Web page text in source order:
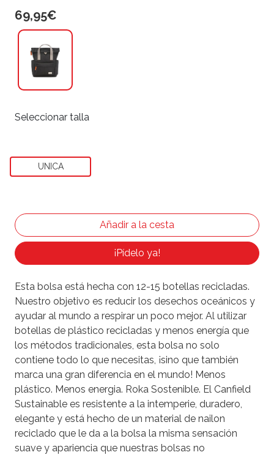
69,95€
Seleccionar talla
UNICA
¡Pídelo ya!
Esta bolsa está hecha con 12-15 botellas recicladas.
Nuestro objetivo es reducir los desechos oceánicos y
ayudar al mundo a respirar un poco mejor. Al utilizar
botellas de plástico recicladas y menos energía que
los métodos tradicionales, esta bolsa no solo
contiene todo lo que necesitas, ¡sino que también
marca una gran diferencia en el mundo! Menos
plástico. Menos energia. Roka Sostenible. El Canfield
Sustainable es resistente a la intemperie, duradero,
elegante y está hecho de un material de nailon
reciclado que le da a la bolsa la misma sensación
suave y apariencia que nuestras bolsas no